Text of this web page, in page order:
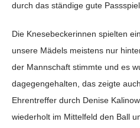
durch das ständige gute
Die Knesebeckerinnen spielten
unsere Mädels meistens nur
der Mannschaft stimmte und es
dagegengehalten, das zeigte
Ehrentreffer durch Denise
wiederholt im Mittelfeld den Ball